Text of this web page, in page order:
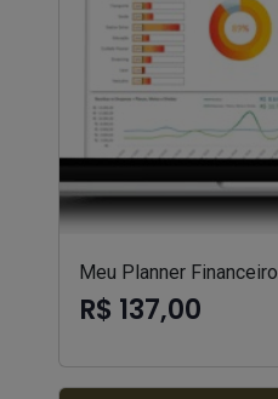
Meu Planner Financeiro
R$ 137,00